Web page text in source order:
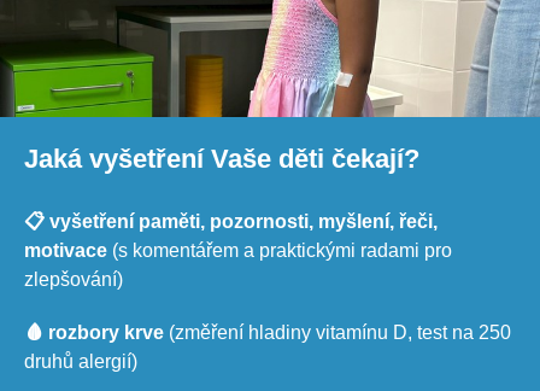
Jaká vyšetření Vaše děti čekají?
📋 vyšetření paměti, pozornosti, myšlení, řeči,
motivace (s komentářem a praktickými radami pro
zlepšování)
🩸 rozbory krve (změření hladiny vitamínu D, test na 250
druhů alergií)